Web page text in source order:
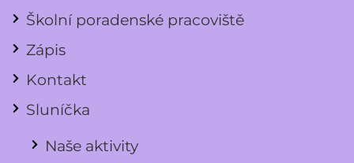
Školní poradenské pracoviště
Zápis
Kontakt
Sluníčka
Naše aktivity